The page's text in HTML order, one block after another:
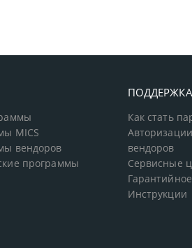
MICS
вендоров
программы
ПОДДЕРЖКА
Как стать
вендоров
Сервисные
Инструкции